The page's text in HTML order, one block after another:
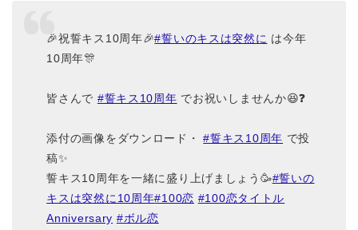
🎉祝誓キス10周年🎉#誓いのキスは突然に は今年
10周年🎊
皆さんで #誓キス10周年 でお祝いしませんか😆❓
添付の画像をダウンロード・#誓キス10周年 で投
稿✨
誓キス10周年を一緒に盛り上げましょう🥳#誓いの
キスは突然に10周年#100恋 #100恋タイトル
Anniversary #ボル恋